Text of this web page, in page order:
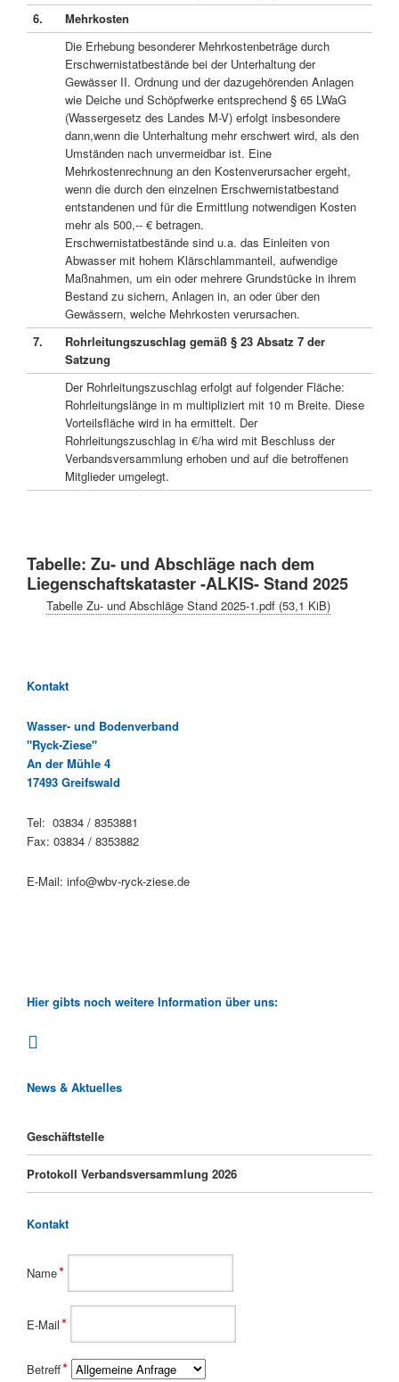
6.
Mehrkosten
Die Erhebung besonderer Mehrkostenbeträge durch
Erschwernistatbestände bei der Unterhaltung der
Gewässer II. Ordnung und der dazugehörenden Anlagen
wie Deiche und Schöpfwerke entsprechend § 65 LWaG
(Wassergesetz des Landes M-V) erfolgt insbesondere
dann,wenn die Unterhaltung mehr erschwert wird, als den
Umständen nach unvermeidbar ist. Eine
Mehrkostenrechnung an den Kostenverursacher ergeht,
wenn die durch den einzelnen Erschwernistatbestand
entstandenen und für die Ermittlung notwendigen Kosten
mehr als 500,-- € betragen.
Erschwernistatbestände sind u.a. das Einleiten von
Abwasser mit hohem Klärschlammanteil, aufwendige
Maßnahmen, um ein oder mehrere Grundstücke in ihrem
Bestand zu sichern, Anlagen in, an oder über den
Gewässern, welche Mehrkosten verursachen.
7.
Rohrleitungszuschlag gemäß § 23 Absatz 7 der
Satzung
Der Rohrleitungszuschlag erfolgt auf folgender Fläche:
Rohrleitungslänge in m multipliziert mit 10 m Breite. Diese
Vorteilsfläche wird in ha ermittelt. Der
Rohrleitungszuschlag in €/ha wird mit Beschluss der
Verbandsversammlung erhoben und auf die betroffenen
Mitglieder umgelegt.
Tabelle: Zu- und Abschläge nach dem
Liegenschaftskataster -ALKIS- Stand 2025
Tabelle Zu- und Abschläge Stand 2025-1.pdf (53,1 KiB)
Kontakt
Wasser- und Bodenverband
"Ryck-Ziese"
An der Mühle 4
17493 Greifswald
Tel: 03834 / 8353881
Fax: 03834 / 8353882
E-Mail: info@wbv-ryck-ziese.de
Hier gibts noch weitere Information über uns:
News & Aktuelles
Geschäftstelle
Protokoll Verbandsversammlung 2026
Kontakt
Pflichtfeld
Name*
E-Mail*
Pflichtfeld
Betreff*